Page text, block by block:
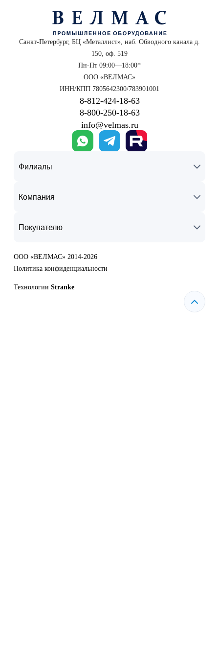
Санкт-Петербург, БЦ «Металлист», наб. Обводного канала д.
150, оф. 519
Пн-Пт 09:00—18:00*
ООО «ВЕЛМАС»
ИНН/КПП 7805642300/783901001
8‑812‑424‑18‑63
8‑800‑250‑18‑63
info@velmas.ru
Филиалы
Компания
Покупателю
ООО «ВЕЛМАС» 2014-2026
Политика конфиденциальности
Технологии Stranke